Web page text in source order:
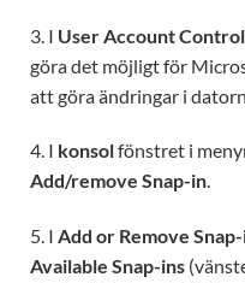
3. I User Account Control
göra det möjligt för
att göra ändringar i datorn.
4. I konsolfönstret i
Add/remove Snap-in.
5. I Add or Remove
Available Snap-ins